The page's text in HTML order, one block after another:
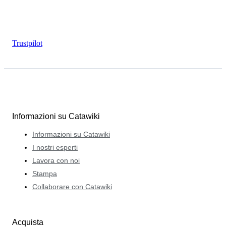
Trustpilot
Informazioni su Catawiki
Informazioni su Catawiki
I nostri esperti
Lavora con noi
Stampa
Collaborare con Catawiki
Acquista